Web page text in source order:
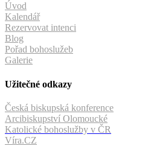
Úvod
Kalendář
Rezervovat intenci
Blog
Pořad bohoslužeb
Galerie
Užitečné odkazy
Česká biskupská konference
Arcibiskupství Olomoucké
Katolické bohoslužby v ČR
Víra.CZ